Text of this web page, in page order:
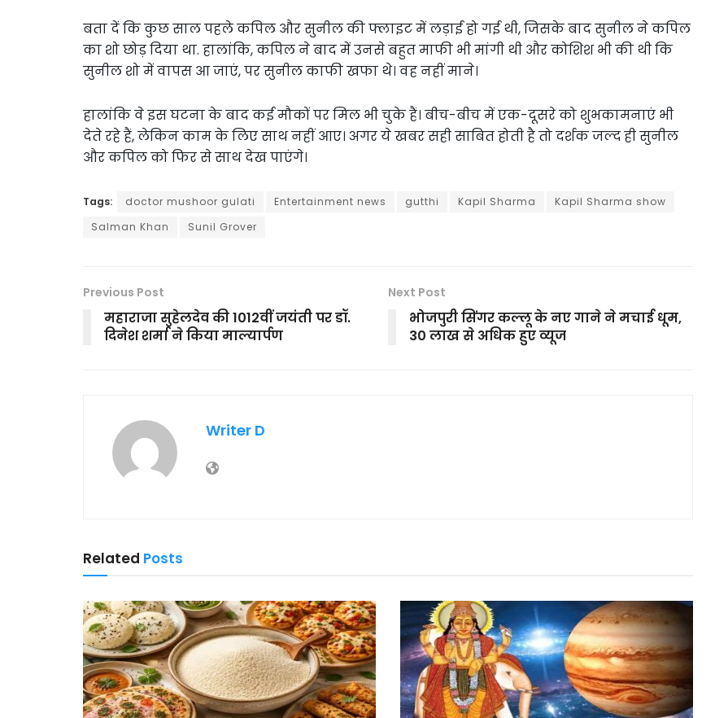
बता दें कि कुछ साल पहले कपिल और सुनील की फ्लाइट में लड़ाई हो गई थी, जिसके बाद सुनील ने कपिल
का शो छोड़ दिया था. हालांकि, कपिल ने बाद में उनसे बहुत माफी भी मांगी थी और कोशिश भी की थी कि
सुनील शो में वापस आ जाएं, पर सुनील काफी खफा थे। वह नहीं माने।
हालांकि वे इस घटना के बाद कई मौकों पर मिल भी चुके हैं। बीच-बीच में एक-दूसरे को शुभकामनाएं भी
देते रहे हैं, लेकिन काम के लिए साथ नहीं आए। अगर ये खबर सही साबित होती है तो दर्शक जल्द ही सुनील
और कपिल को फिर से साथ देख पाएंगे।
Tags: doctor mushoor gulati Entertainment news gutthi Kapil Sharma
Kapil Sharma show
Salman Khan
Sunil Grover
Previous Post
महाराजा सुहेलदेव की 1012वीं जयंती पर डॉ.
दिनेश शर्मा ने किया माल्यार्पण
Next Post
भोजपुरी सिंगर कल्लू के नए गाने ने मचाई धूम,
30 लाख से अधिक हुए व्यूज
Writer D
Related Posts